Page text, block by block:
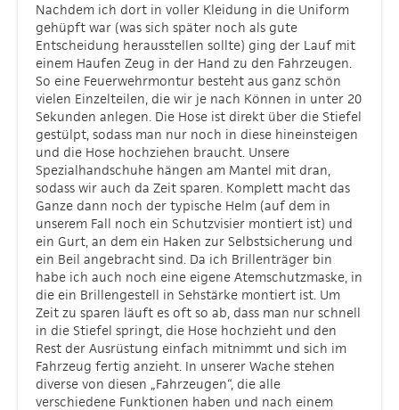
Nachdem ich dort in voller Kleidung in die Uniform
gehüpft war (was sich später noch als gute
Entscheidung herausstellen sollte) ging der Lauf mit
einem Haufen Zeug in der Hand zu den Fahrzeugen.
So eine Feuerwehrmontur besteht aus ganz schön
vielen Einzelteilen, die wir je nach Können in unter 20
Sekunden anlegen. Die Hose ist direkt über die Stiefel
gestülpt, sodass man nur noch in diese hineinsteigen
und die Hose hochziehen braucht. Unsere
Spezialhandschuhe hängen am Mantel mit dran,
sodass wir auch da Zeit sparen. Komplett macht das
Ganze dann noch der typische Helm (auf dem in
unserem Fall noch ein Schutzvisier montiert ist) und
ein Gurt, an dem ein Haken zur Selbstsicherung und
ein Beil angebracht sind. Da ich Brillenträger bin
habe ich auch noch eine eigene Atemschutzmaske, in
die ein Brillengestell in Sehstärke montiert ist. Um
Zeit zu sparen läuft es oft so ab, dass man nur schnell
in die Stiefel springt, die Hose hochzieht und den
Rest der Ausrüstung einfach mitnimmt und sich im
Fahrzeug fertig anzieht. In unserer Wache stehen
diverse von diesen „Fahrzeugen“, die alle
verschiedene Funktionen haben und nach einem